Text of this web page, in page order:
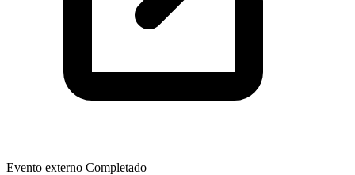
Evento externo Completado